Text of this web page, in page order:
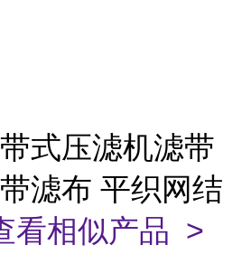
式压滤机滤带
滤布 平织网结
看相似产品 >